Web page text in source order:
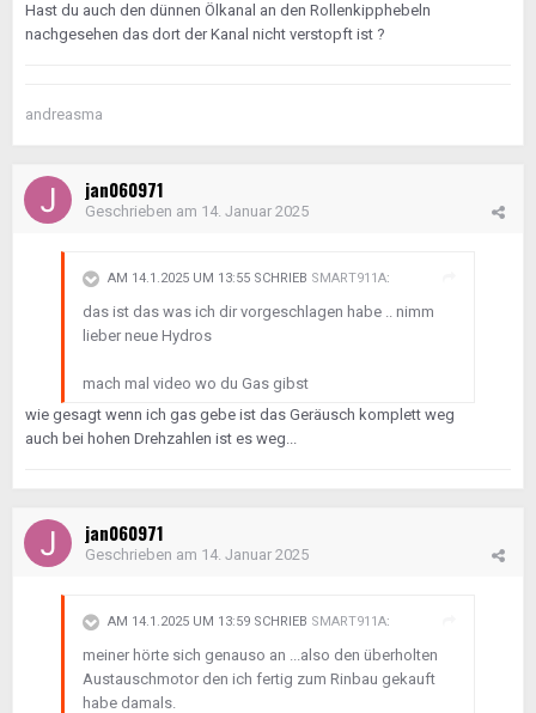
Hast du auch den dünnen Ölkanal an den Rollenkipphebeln
nachgesehen das dort der Kanal nicht verstopft ist ?
andreasma
jan060971
Geschrieben am 14. Januar 2025
AM 14.1.2025 UM 13:55 SCHRIEB SMART911A:
das ist das was ich dir vorgeschlagen habe .. nimm
lieber neue Hydros
mach mal video wo du Gas gibst
wie gesagt wenn ich gas gebe ist das Geräusch komplett weg
auch bei hohen Drehzahlen ist es weg...
jan060971
Geschrieben am 14. Januar 2025
AM 14.1.2025 UM 13:59 SCHRIEB SMART911A:
meiner hörte sich genauso an ...also den überholten
Austauschmotor den ich fertig zum Rinbau gekauft
habe damals.